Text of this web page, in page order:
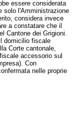
essere considerata
solo l'Amministrazione
considera invece
a constatare che il
Cantone dei Grigioni.
domicilio fiscale
Corte cantonale,
accessorio sul
Con
nelle proprie